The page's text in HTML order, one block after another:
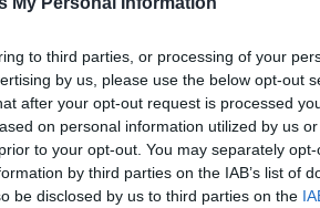
to third parties, or processing of your
by us, please use the below opt-out
after your opt-out request is processed
on personal information utilized by us
to your opt-out. You may separately
by third parties on the IAB’s list of
be disclosed by us to third parties on the